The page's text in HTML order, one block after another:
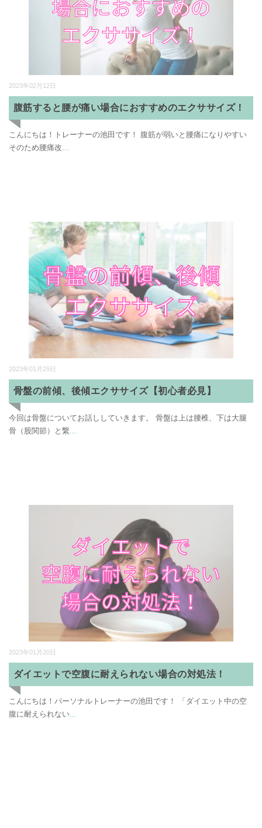
2023年02月12日
腹筋すると腰が痛い場合におすすめのエクササイズ！
こんにちは！トレーナーの池田です！ 腹筋が弱いと腰痛になりやすい
そのため腰痛改...
2023年01月29日
骨盤の前傾、後傾エクササイズ【初心者必見】
今回は骨盤についてお話ししていきます。 骨盤は上は腰椎、下は大腿
骨（股関節）と繋...
2023年01月20日
ダイエットで空腹に耐えられない場合の対処法！
こんにちは！パーソナルトレーナーの池田です！ 「ダイエット中の空
腹に耐えられない...